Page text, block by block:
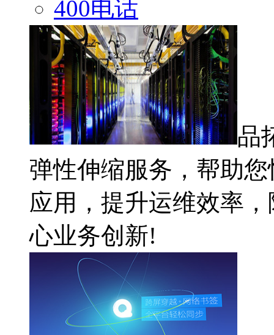
400电话
品
弹性伸缩服务，帮助
应用，提升运维效率
心业务创新!